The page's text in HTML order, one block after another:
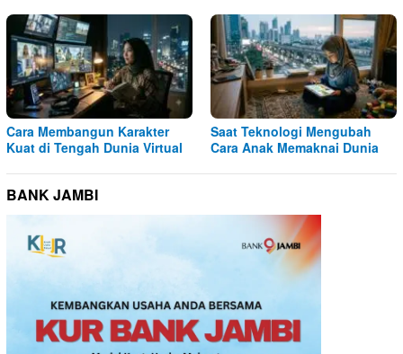
Cara Membangun Karakter
Kuat di Tengah Dunia Virtual
Saat Teknologi Mengubah
Cara Anak Memaknai Dunia
BANK JAMBI